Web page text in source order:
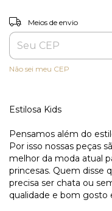
Entregas para o CEP:
Meios de envio
Não sei meu CEP
Estilosa Kids
Pensamos além do
Por isso nossas peças
melhor da moda atual
princesas. Quem disse
precisa ser chata ou
qualidade e bom gosto